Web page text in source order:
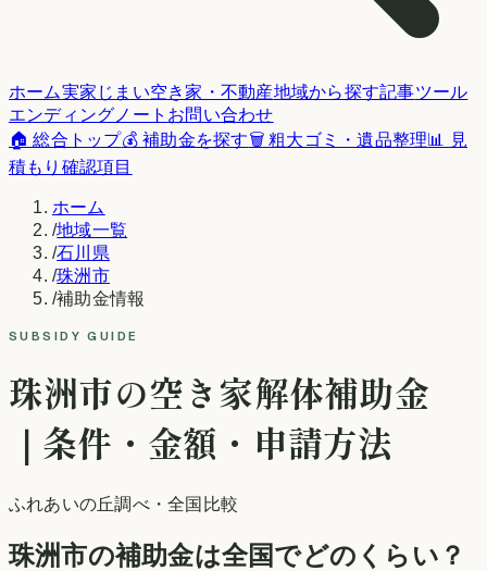
ホーム実家じまい空き家・不動産地域から探す記事ツール
エンディングノート お問い合わせ
🏠 総合トップ💰 補助金を探す🗑️ 粗大ゴミ・遺品整理📊 見
積もり確認項目
ホーム
/地域一覧
/石川県
/珠洲市
/補助金情報
SUBSIDY GUIDE
珠洲市の空き家解体補助金
｜条件・金額・申請方法
ふれあいの丘調べ・全国比較
珠洲市の補助金は全国でどのくらい？